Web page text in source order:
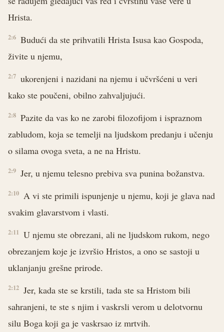
Hrista.
2:6 Budući da ste prihvatili Hrista Isusa kao Gospoda,
živite u njemu,
2:7 ukorenjeni i nazidani na njemu i učvršćeni u veri
kako ste poučeni, obilno zahvaljujući.
2:8 Pazite da vas ko ne zarobi filozofijom i ispraznom
zabludom, koja se temelji na ljudskom predanju i učenju
o silama ovoga sveta, a ne na Hristu.
2:9 Jer, u njemu telesno prebiva sva punina božanstva.
2:10 A vi ste primili ispunjenje u njemu, koji je glava nad
svakim glavarstvom i vlasti.
2:11 U njemu ste obrezani, ali ne ljudskom rukom, nego
obrezanjem koje je izvršio Hristos, a ono se sastoji u
uklanjanju grešne prirode.
2:12 Jer, kada ste se krstili, tada ste sa Hristom bili
sahranjeni, te ste s njim i vaskrsli verom u delotvornu
silu Boga koji ga je vaskrsao iz mrtvih.